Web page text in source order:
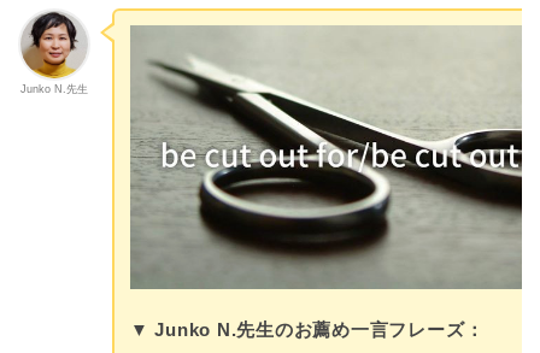
Junko N.先生
▼ Junko N.先生のお薦め一言フレーズ：